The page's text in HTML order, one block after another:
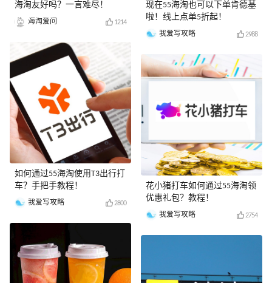
海淘友好吗？一言难尽！
海淘爱问 1214
如何通过55海淘使用T3出行打
车？手把手教程！
我爱写攻略 2800
现在55海淘也可以下单肯德基
啦！线上点单5折起！
我爱写攻略 2988
花小猪打车如何通过55海淘领
优惠礼包？教程！
我爱写攻略 2754